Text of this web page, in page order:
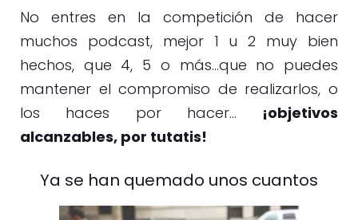
No entres en la competición de hacer
muchos podcast, mejor 1 u 2 muy bien
hechos, que 4, 5 o más…que no puedes
mantener el compromiso de realizarlos, o
los haces por hacer… ¡objetivos
alcanzables, por tutatis!
Ya se han quemado unos cuantos